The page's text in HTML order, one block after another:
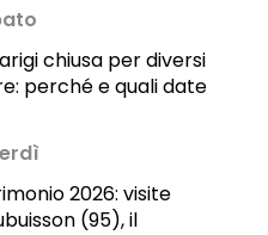
chiusa per diversi
perché e quali date
2026: visite
(95), il